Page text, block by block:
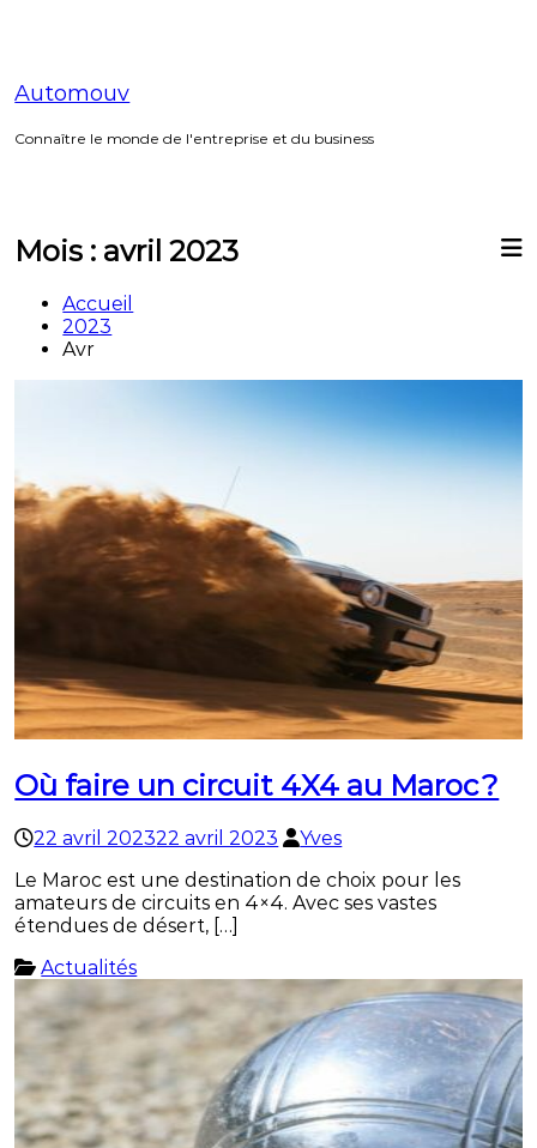
Automouv
Connaître le monde de l'entreprise et du business
Mois : avril 2023
Accueil
2023
Avr
Où faire un circuit 4X4 au Maroc ?
22 avril 202322 avril 2023
Yves
Le Maroc est une destination de choix pour les
amateurs de circuits en 4×4. Avec ses vastes
étendues de désert, […]
Actualités